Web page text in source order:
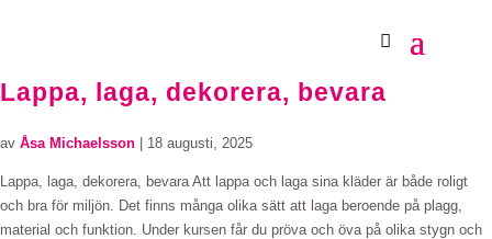
Lappa, laga, dekorera, bevara
av Åsa Michaelsson 18 augusti, 2025
Lappa, laga, dekorera, bevara Att lappa och laga sina kläder är både roligt
och bra för miljön. Det finns många olika sätt att laga beroende på plagg,
material och funktion. Under kursen får du pröva och öva på olika stygn och